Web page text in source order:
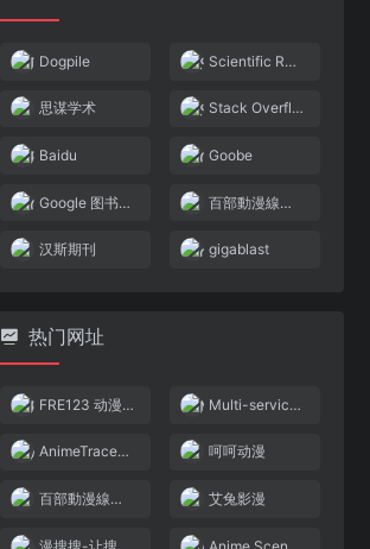
Dogpile Scientific Research Publishing
思谋学术 Stack Overflow
Baidu Goobe
Google 图书搜索 百部動漫線上看! 秒播不卡!! – 第二維度
汉斯期刊 gigablast
热门网址
FRE123 动漫搜索引擎 Multi-service image search
AnimeTrace-以图识番-在线AI识番引擎|日漫识别|动漫查询|动漫基因库 呵呵动漫
百部動漫線上看! 秒播不卡!! – 第二維度 艾兔影漫